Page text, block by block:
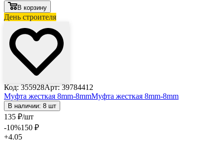
В корзину
День строителя
Код: 355928Арт: 39784412
Муфта жесткая 8mm-8mmМуфта жесткая 8mm-8mm
В наличии: 8 шт
135 ₽/шт
-10%150 ₽
+4.05